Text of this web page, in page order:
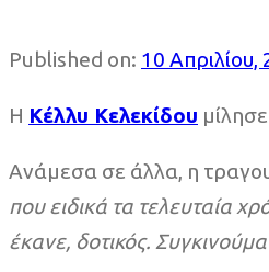
Published on: 10 Απριλίου,
Η Κέλλυ Κελεκίδου
Ανάμεσα σε άλλα, η
που ειδικά τα τελευταία
έκανε, δοτικός.